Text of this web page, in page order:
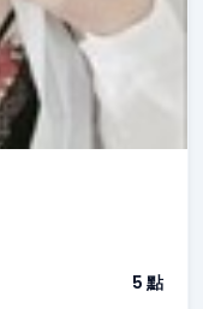
5 點